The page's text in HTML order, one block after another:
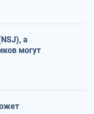
а
могут